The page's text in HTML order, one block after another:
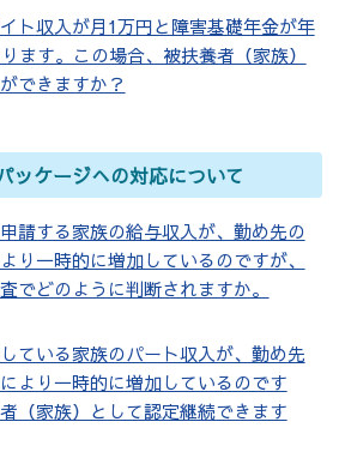
ト収入が月1万円と障害基礎年金が年
ます。この場合、被扶養者（家族）
できますか？
ッケージへの対応について
請する家族の給与収入が、勤め先の
り一時的に増加しているのですが、
でどのように判断されますか。
ている家族のパート収入が、勤め先
より一時的に増加しているのです
（家族）として認定継続できます